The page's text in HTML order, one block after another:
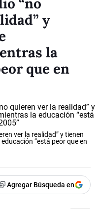
y
la
que en
ver la realidad” y tienen
“está peor que en
Agregar Búsqueda en